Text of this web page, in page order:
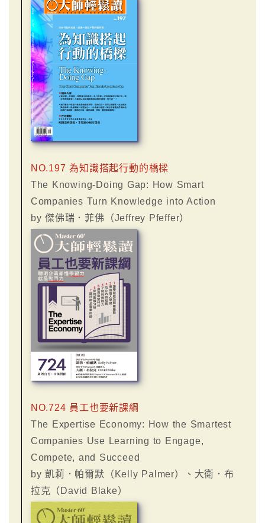
NO.197 為知識搭起行動的橋樑
The Knowing-Doing Gap: How Smart
Companies Turn Knowledge into Action
by 傑佛瑞．菲佛（Jeffrey Pfeffer）
NO.724 員工也要新課綱
The Expertise Economy: How the Smartest
Companies Use Learning to Engage,
Compete, and Succeed
by 凱莉．帕爾默（Kelly Palmer）、大衛．布
拉克（David Blake）